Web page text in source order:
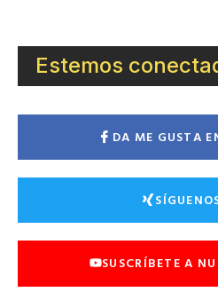
Estemos
DA ME GUSTA
SUSCRÍBETE A